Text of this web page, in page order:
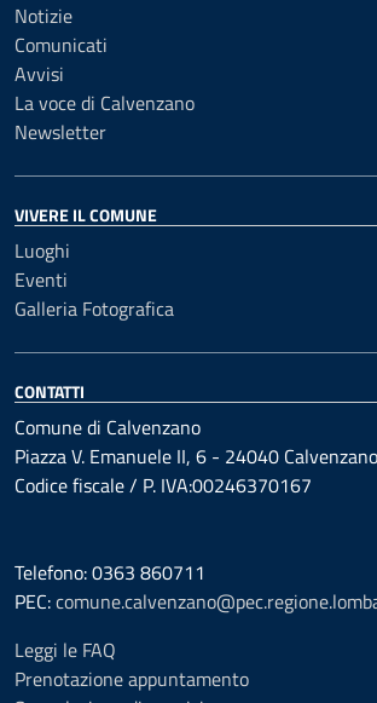
Notizie
Comunicati
Avvisi
La voce di Calvenzano
Newsletter
VIVERE IL COMUNE
Luoghi
Eventi
Galleria Fotografica
CONTATTI
Comune di Calvenzano
Piazza V. Emanuele II, 6 - 24040
Codice fiscale / P. IVA:00246370167
Telefono: 0363 860711
PEC:
Leggi le FAQ
Prenotazione appuntamento